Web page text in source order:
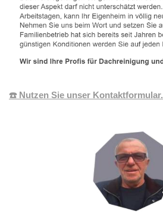
☎️ Nutzen Sie unser Kontaktformular.